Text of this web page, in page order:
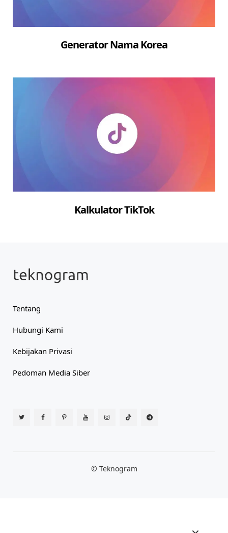
Generator Nama Korea
Kalkulator TikTok
Tentang
Hubungi Kami
Kebijakan Privasi
Pedoman Media Siber
© Teknogram